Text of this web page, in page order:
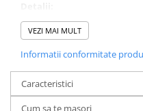
Recomandat pentru: alpinism
montane dificile, expeditii in
Nivel protectie / performanta:
Calapod (fit): normal fit
Material principal: Cordura,
Tehnologie principala: Gore-
VEZI MAI MULT
Informatii conformitate
Caracteristici
Cum sa te masori